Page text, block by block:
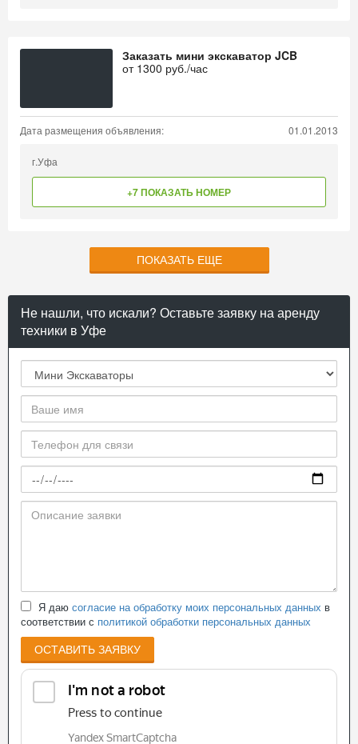
Заказать мини экскаватор JCB
от 1300 руб./час
Дата размещения объявления: 01.01.2013
г.Уфа
+7 ПОКАЗАТЬ НОМЕР
ПОКАЗАТЬ ЕЩЕ
Не нашли, что искали? Оставьте заявку на аренду
техники в Уфе
Я даю согласие на обработку моих персональных данных в
соответствии с политикой обработки персональных данных
ОСТАВИТЬ ЗАЯВКУ